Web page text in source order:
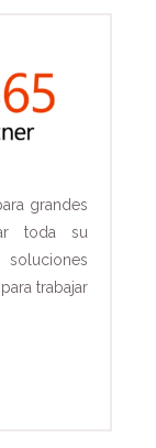
grandes
toda su
trabajar